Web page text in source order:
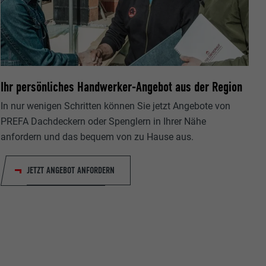
Ihr persönliches Handwerker-Angebot aus der Region
In nur wenigen Schritten können Sie jetzt Angebote von
PREFA Dachdeckern oder Spenglern in Ihrer Nähe
anfordern und das bequem von zu Hause aus.
JETZT ANGEBOT ANFORDERN
Daten